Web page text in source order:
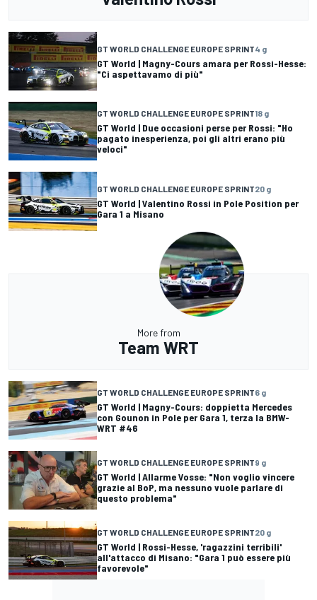
GT WORLD CHALLENGE EUROPE SPRINT4 g
GT World | Magny-Cours amara per Rossi-Hesse:
"Ci aspettavamo di più"
GT WORLD CHALLENGE EUROPE SPRINT18 g
GT World | Due occasioni perse per Rossi: "Ho
pagato inesperienza, poi gli altri erano più
veloci"
GT WORLD CHALLENGE EUROPE SPRINT20 g
GT World | Valentino Rossi in Pole Position per
Gara 1 a Misano
More from
Team WRT
GT WORLD CHALLENGE EUROPE SPRINT6 g
GT World | Magny-Cours: doppietta Mercedes
con Gounon in Pole per Gara 1, terza la BMW-
WRT #46
GT WORLD CHALLENGE EUROPE SPRINT9 g
GT World | Allarme Vosse: "Non voglio vincere
grazie al BoP, ma nessuno vuole parlare di
questo problema"
GT WORLD CHALLENGE EUROPE SPRINT20 g
GT World | Rossi-Hesse, 'ragazzini terribili'
all'attacco di Misano: "Gara 1 può essere più
favorevole"